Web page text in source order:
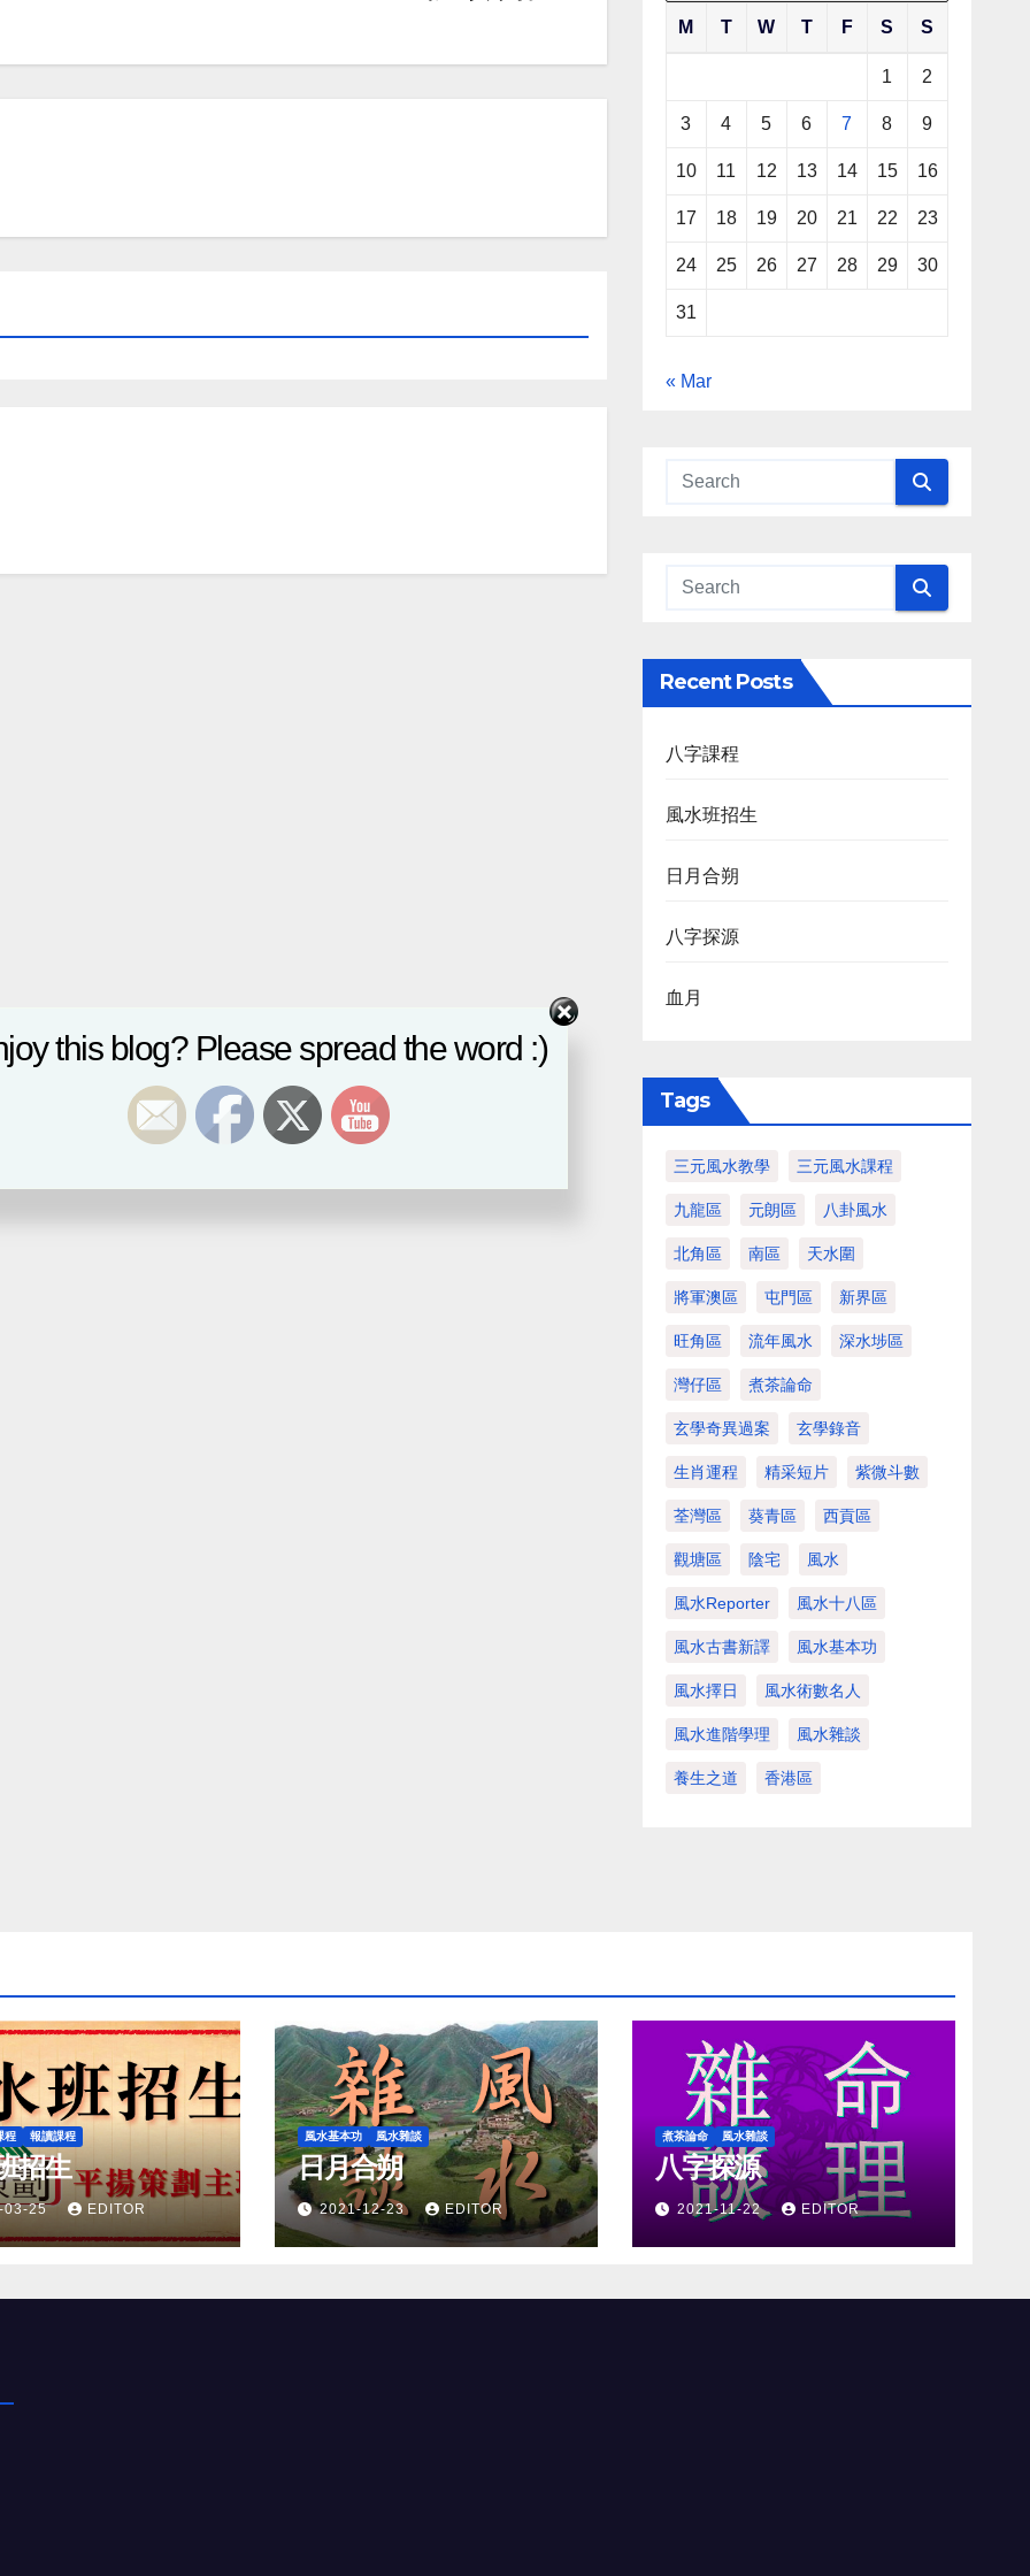
M T W T F S S
1 2
3 4 5 6 7 8 9
10 11 12 13 14 15 16
17 18 19 20 21 22 23
24 25 26 27 28 29 30
31
« Mar
Recent Posts
八字課程
風水班招生
日月合朔
八字探源
血月
Tags
三元風水教學 三元風水課程
九龍區 元朗區 八卦風水
北角區 南區 天水圍
將軍澳區 屯門區 新界區
旺角區 流年風水 深水埗區
灣仔區 煮茶論命
玄學奇異過案 玄學錄音
生肖運程 精采短片 紫微斗數
荃灣區 葵青區 西貢區
觀塘區 陰宅 風水
風水Reporter 風水十八區
風水古書新譯 風水基本功
風水擇日 風水術數名人
風水進階學理 風水雜談
養生之道 香港區
程 報讀課程
招生
03-25 EDITOR
風水基本功 風水雜談
日月合朔
2021-12-23 EDITOR
煮茶論命 風水雜談
八字探源
2021-11-22 EDITOR
this blog? Please spread the word :)